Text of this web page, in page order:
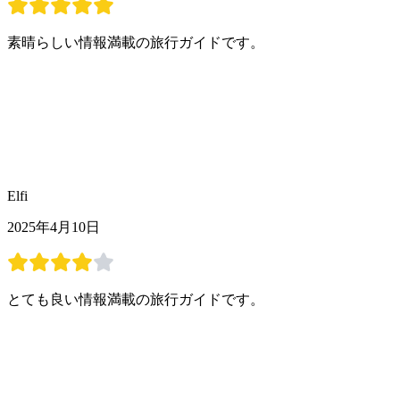
素晴らしい情報満載の旅行ガイドです。
Elfi
2025年4月10日
とても良い情報満載の旅行ガイドです。